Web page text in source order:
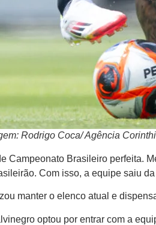
Rodrigo Coca/ Agência
Campeonato Brasileiro perfeita.
Com isso, a equipe saiu
manter o elenco atual e
optou por entrar com a